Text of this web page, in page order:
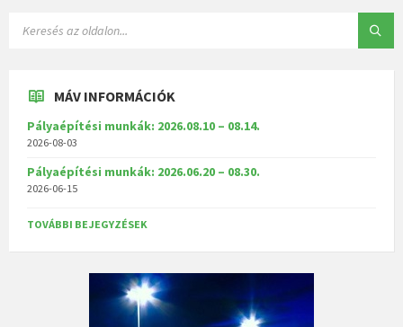
MÁV INFORMÁCIÓK
Pályaépítési munkák: 2026.08.10 – 08.14.
2026-08-03
Pályaépítési munkák: 2026.06.20 – 08.30.
2026-06-15
TOVÁBBI BEJEGYZÉSEK